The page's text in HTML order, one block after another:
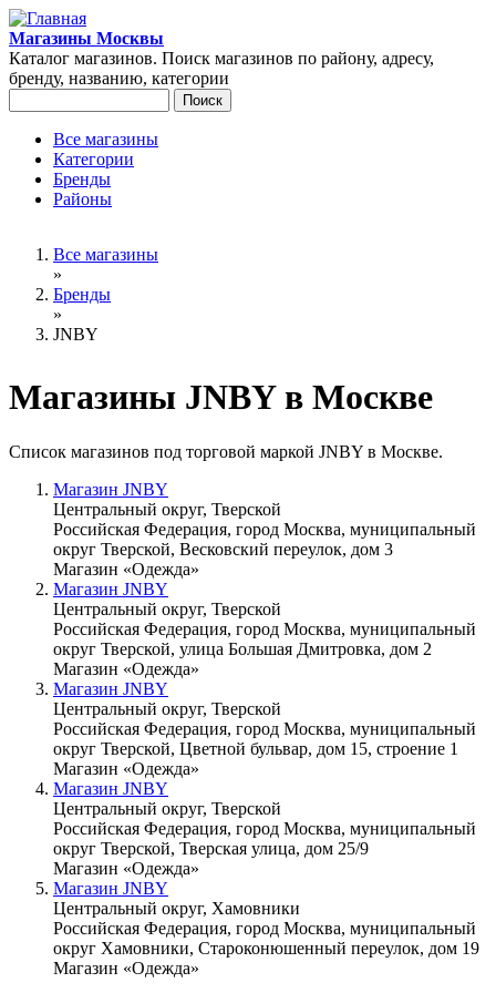
Перейти к основному содержанию
Магазины Москвы
Каталог магазинов. Поиск магазинов по району, адресу,
бренду, названию, категории
Главное меню
Все магазины
Категории
Бренды
Районы
Вы здесьВсе магазины
»
Бренды
»
JNBY
Магазины JNBY в Москве
Список магазинов под торговой маркой JNBY в Москве.
Магазин JNBY
Центральный округ, Тверской
Российская Федерация, город Москва, муниципальный
округ Тверской, Весковский переулок, дом 3
Магазин «Одежда»
Магазин JNBY
Центральный округ, Тверской
Российская Федерация, город Москва, муниципальный
округ Тверской, улица Большая Дмитровка, дом 2
Магазин «Одежда»
Магазин JNBY
Центральный округ, Тверской
Российская Федерация, город Москва, муниципальный
округ Тверской, Цветной бульвар, дом 15, строение 1
Магазин «Одежда»
Магазин JNBY
Центральный округ, Тверской
Российская Федерация, город Москва, муниципальный
округ Тверской, Тверская улица, дом 25/9
Магазин «Одежда»
Магазин JNBY
Центральный округ, Хамовники
Российская Федерация, город Москва, муниципальный
округ Хамовники, Староконюшенный переулок, дом 19
Магазин «Одежда»